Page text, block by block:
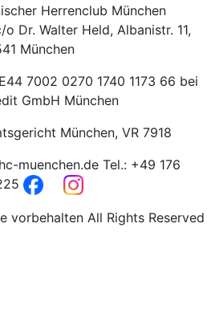
Herrenclub München
Dr. Walter Held, Albanistr. 11,
München
7002 0270 1740 1173 66 bei
GmbH München
München, VR 7918
muenchen.de Tel.: +49 176
vorbehalten All Rights Reserved